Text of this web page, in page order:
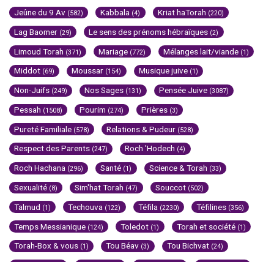
Jeûne du 9 Av (582) Kabbala (4) Kriat haTorah (220)
Lag Baomer (29) Le sens des prénoms hébraïques (2)
Limoud Torah (371) Mariage (772) Mélanges lait/viande (1)
Middot (69) Moussar (154) Musique juive (1)
Non-Juifs (249) Nos Sages (131) Pensée Juive (3087)
Pessah (1508) Pourim (274) Prières (3)
Pureté Familiale (578) Relations & Pudeur (528)
Respect des Parents (247) Roch 'Hodech (4)
Roch Hachana (296) Santé (1) Science & Torah (33)
Sexualité (8) Sim'hat Torah (47) Souccot (502)
Talmud (1) Techouva (122) Téfila (2230) Téfilines (356)
Temps Messianique (124) Toledot (1) Torah et société (1)
Torah-Box & vous (1) Tou Béav (3) Tou Bichvat (24)